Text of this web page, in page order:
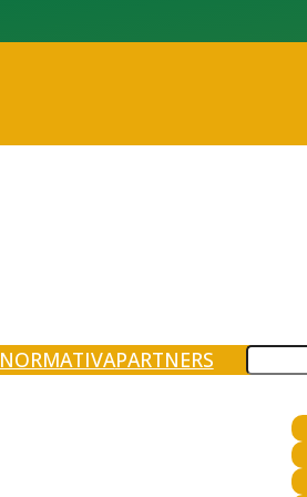
NORMATIVAPARTNERS Cerca